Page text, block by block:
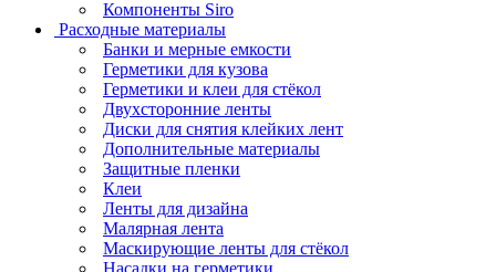
Компоненты Siro
Расходные материалы
Банки и мерные емкости
Герметики для кузова
Герметики и клеи для стёкол
Двухсторонние ленты
Диски для снятия клейких лент
Дополнительные материалы
Защитные пленки
Клеи
Ленты для дизайна
Малярная лента
Маскирующие ленты для стёкол
Насадки на герметики